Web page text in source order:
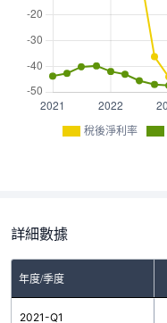
稅後淨利率
詳細數據
年度/季度
2021-Q1